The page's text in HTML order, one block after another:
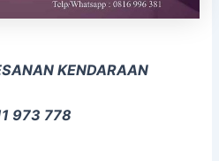
KENDARAAN
973 778